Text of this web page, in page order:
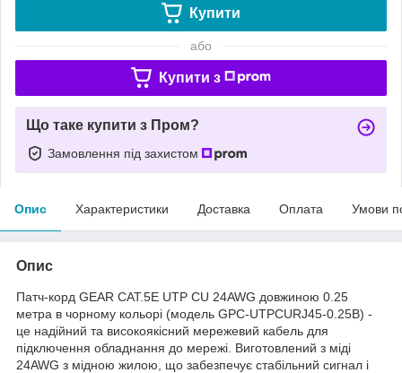
Купити
або
Купити з
Що таке купити з Пром?
Замовлення під захистом
Опис Характеристики Доставка Оплата Умови
Опис
Патч-корд GEAR САТ.5E UTP CU 24AWG довжиною 0.25
метра в чорному кольорі (модель GPC-UTPCURJ45-0.25B) -
це надійний та високоякісний мережевий кабель для
підключення обладнання до мережі. Виготовлений з міді
24AWG з мідною жилою, що забезпечує стабільний сигнал і